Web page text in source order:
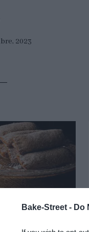
Bake-Street - Do
2023